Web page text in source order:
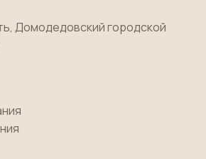
Домодедовский городской